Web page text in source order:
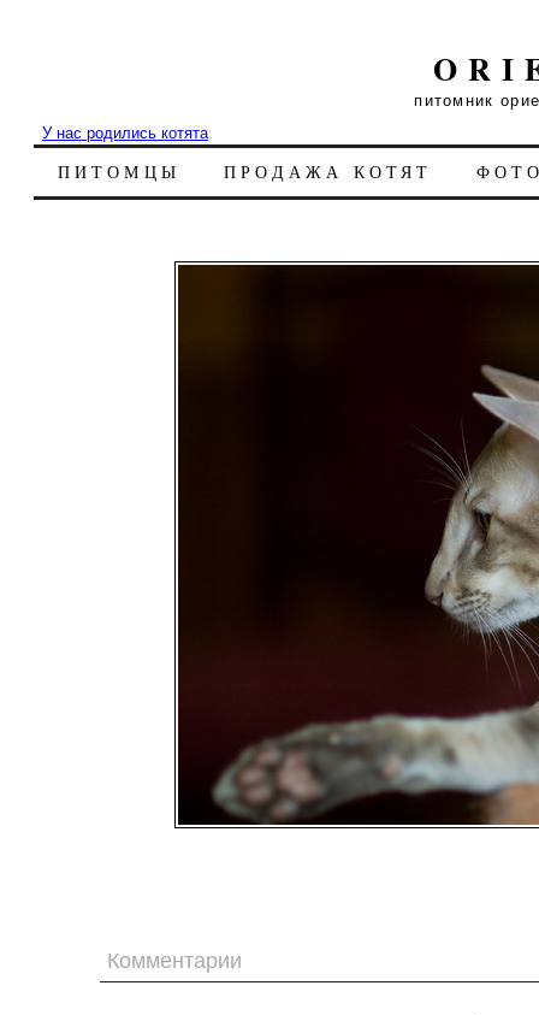
питомник
У нас родились котята
ПИТОМЦЫ ПРОДАЖА КОТЯТ
Комментарии